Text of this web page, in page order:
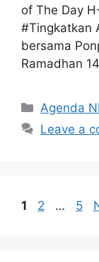
of The Day
#Tingkatkan
bersama
Ramadhan
Agenda
Leave a
Page
1 Page
2 … 5